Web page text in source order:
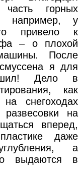
горных
например, у
привело к
– о плохой
После
я для
Дело в
как
снегоходах
на
вперед,
даже
а
выдаются в